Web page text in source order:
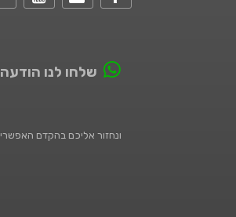
שלחו לנו הודעה
ונחזור אליכם בהקדם האפשרי